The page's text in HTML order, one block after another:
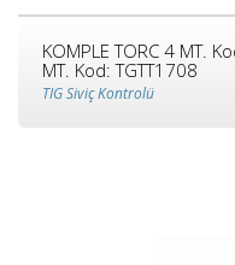
KOMPLE TORC 4 MT.
MT. Kod: TGTT1708
TIG Siviç Kontrolü